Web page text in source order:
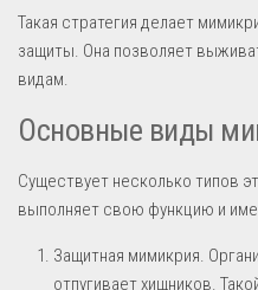
Такая стратегия делает
защиты. Она позволяет
видам.
Основные виды
Существует несколько типов
выполняет свою функцию и
Защитная мимикрия.
отпугивает хищников.